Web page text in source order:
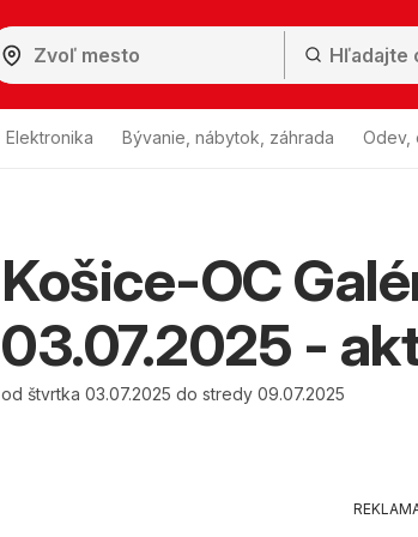
Elektronika Bývanie, nábytok, záhrada Odev,
Košice-OC
03.07.2025 -
od štvrtka 03.07.2025 do stredy 09.07.2025